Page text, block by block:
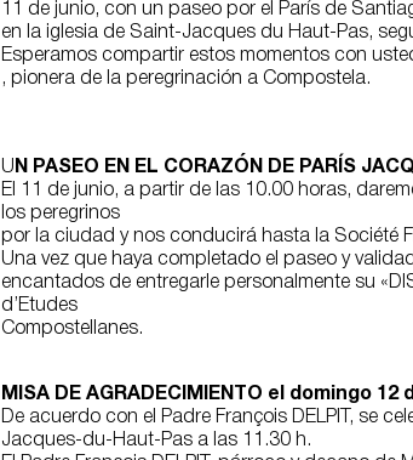
11 de junio, con un paseo por el París de
en la iglesia de Saint-Jacques du Haut-Pas,
Esperamos compartir estos momentos con
, pionera de la peregrinación a Compostela.
U N PASEO EN EL CORAZÓN DE PARÍS
El 11 de junio, a partir de las 10.00 horas,
los peregrinos
por la ciudad y nos conducirá hasta la Société
Una vez que haya completado el paseo y
encantados de entregarle personalmente su
d’Etudes
Compostellanes.
MISA DE AGRADECIMIENTO el domingo 12
De acuerdo con el Padre François DELPIT, se
Jacques-du-Haut-Pas a las 11.30 h.